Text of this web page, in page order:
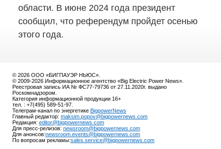
области. В июне 2024 года президент
сообщил, что референдум пройдет осенью
этого года.
© 2026 ООО «БИГПАУЭР НЬЮС».
© 2009-2026 Информационное агентство «Big Electric Power News».
Реестровая запись ИА № ФС77-79736 от 27.11.2020г. выдано
Роскомнадзором.
Категория информационной продукции 16+
тел. : +7(495) 589-51-97.
Телеграм-канал по энергетике BigpowerNews
Главный редактор: maksim.popov@bigpowernews.com
Редакция: editor@bigpowernews.com
Для пресс-релизов: newsroom@bigpowernews.com
Для анонсов:newsroom.events@bigpowernews.com
По вопросам рекламы:sales.service@bigpowernews.com